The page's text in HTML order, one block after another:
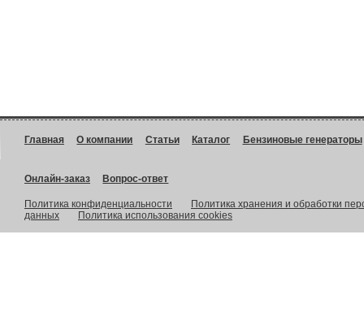
Главная О компании Статьи Каталог Бензиновые генераторы
Онлайн-заказ Вопрос-ответ
Политика конфиденциальности
Политика хранения и обработки
данных
Политика использования cookies